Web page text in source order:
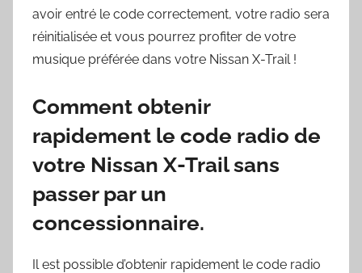
avoir entré le code correctement, votre radio sera
réinitialisée et vous pourrez profiter de votre
musique préférée dans votre Nissan X-Trail !
Comment obtenir
rapidement le code radio de
votre Nissan X-Trail sans
passer par un
concessionnaire.
Il est possible d’obtenir rapidement le code radio